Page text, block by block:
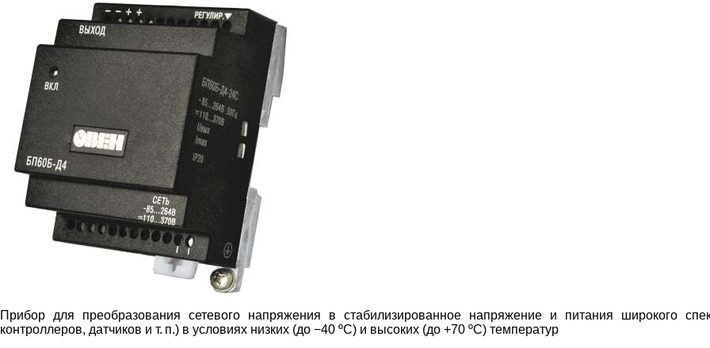
Прибор для преобразования сетевого напряжения в стабилизированное напряжение и питания широкого
контроллеров, датчиков и т. п.) в условиях низких (до −40 ºС) и высоких (до +70 ºС) температур